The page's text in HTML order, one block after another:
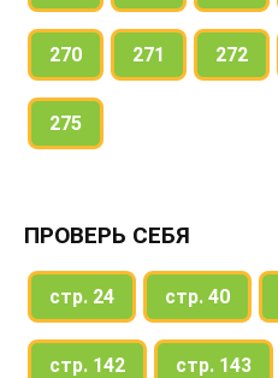
270 271 272
275
ПРОВЕРЬ СЕБЯ
стр. 24 стр. 40
стр. 142 стр. 143